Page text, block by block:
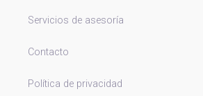
Servicios de asesoría
Contacto
Política de privacidad